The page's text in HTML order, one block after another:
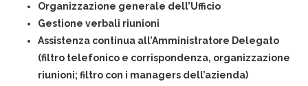
Organizzazione generale dell’Ufficio
Gestione verbali riunioni
Assistenza continua all’Amministratore Delegato
(filtro telefonico e corrispondenza, organizzazione
riunioni; filtro con i managers dell’azienda)